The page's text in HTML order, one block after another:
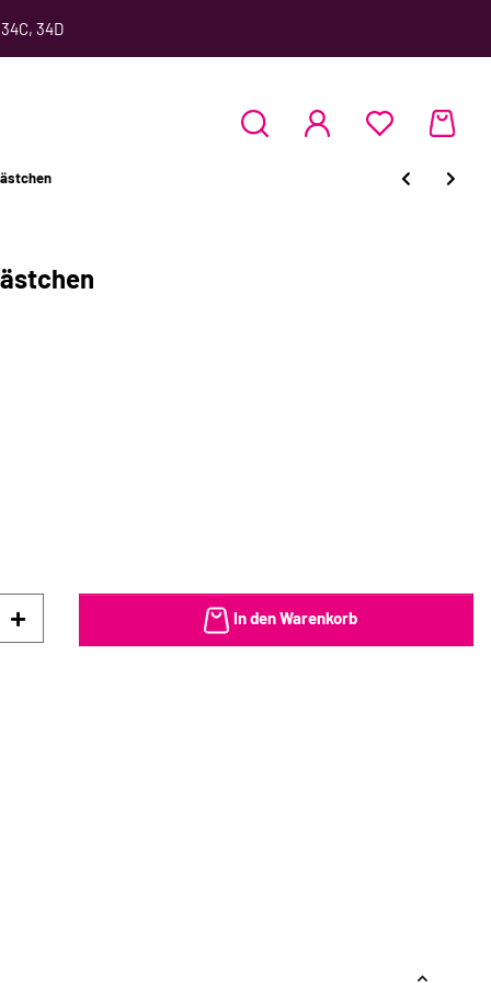
34D
In den Warenkorb